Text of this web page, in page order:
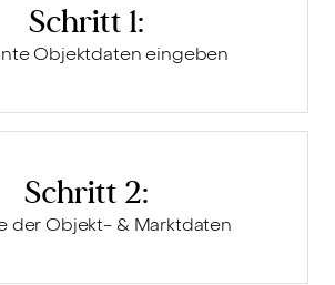
Schritt 1:
Objektdaten eingeben
Schritt 2:
der Objekt- & Marktdaten